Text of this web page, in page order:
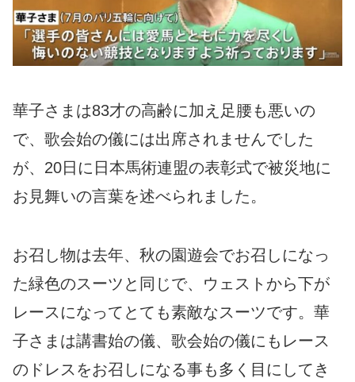
華子さまは83才の高齢に加え足腰も悪いの
で、歌会始の儀には出席されませんでした
が、20日に日本馬術連盟の表彰式で被災地に
お見舞いの言葉を述べられました。
お召し物は去年、秋の園遊会でお召しになっ
た緑色のスーツと同じで、ウェストから下が
レースになってとても素敵なスーツです。華
子さまは講書始の儀、歌会始の儀にもレース
のドレスをお召しになる事も多く目にしてき